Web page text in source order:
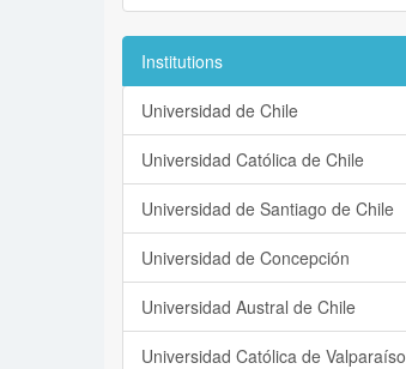
Institutions
Universidad de Chile
Universidad Católica de Chile
Universidad de Santiago de Chile
Universidad de Concepción
Universidad Austral de Chile
Universidad Católica de Valparaíso